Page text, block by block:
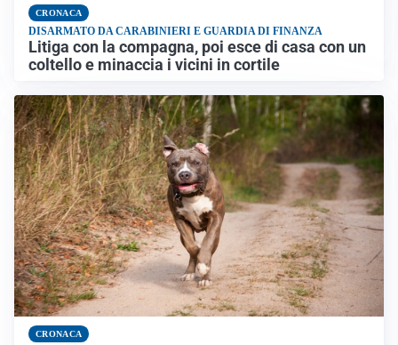
CRONACA
DISARMATO DA CARABINIERI E GUARDIA DI FINANZA
Litiga con la compagna, poi esce di casa con un
coltello e minaccia i vicini in cortile
CRONACA